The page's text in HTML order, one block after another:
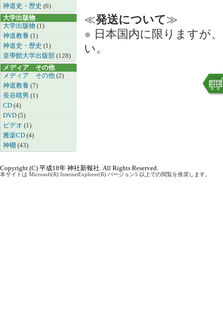
神道史・歴史 (6)
大学出版物
大学出版物 (1)
神道教養 (1)
神道史・歴史 (1)
皇學館大学出版部 (128)
メディア その他
メディア その他 (2)
神道教養 (7)
長谷晴男 (1)
CD (4)
DVD (5)
ビデオ (1)
雅楽CD (4)
神棚 (43)
≪発送について≫
● 日本国内に限りますが
い。
Copyright (C) 平成18年 神社新報社. All Rights Reserved.
本サイトは Microsoft(R) InternetExplorer(R) バージョン5 以上での閲覧を推奨します。